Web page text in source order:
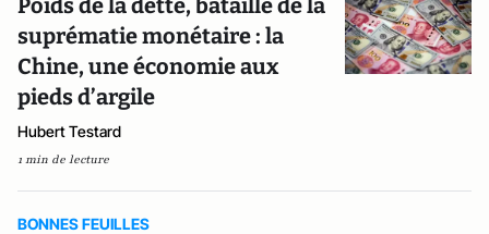
suprématie monétaire : la
Chine, une économie aux
pieds d’argile
Hubert Testard
1 min de lecture
BONNES FEUILLES